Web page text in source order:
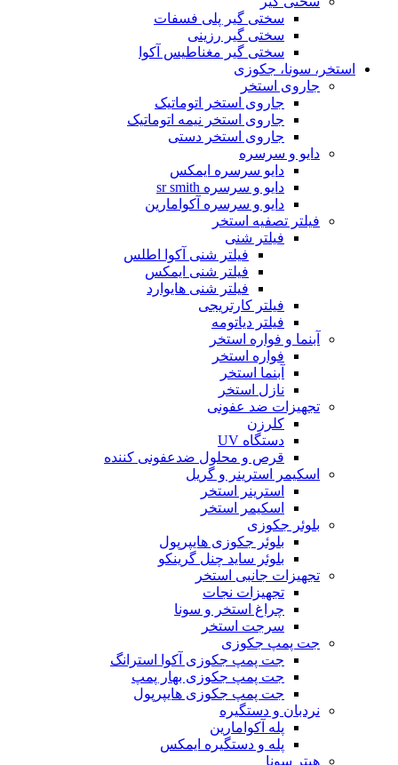
سختی گیر پلی فسفات
سختی گیر رزینی
سختی گیر مغناطیس آکوا
استخر، سونا، جکوزی
جاروی استخر
جاروی استخر اتوماتیک
جاروی استخر نیمه اتوماتیک
جاروی استخر دستی
دایو و سرسره
دایو سرسره ایمکس
دایو و سرسره sr smith
دایو و سرسره آکوامارین
فیلتر تصفیه استخر
فیلتر شنی
فیلتر شنی آکوا اطلس
فیلتر شنی ایمکس
فیلتر شنی هایوارد
فیلتر کارتریجی
فیلتر دیاتومه
آبنما و فواره استخر
فواره استخر
آبنما استخر
نازل استخر
تجهیزات ضد عفونی
کلرزن
دستگاه UV
قرص و محلول ضدعفونی کننده
اسکیمر استرینر و گریل
استرینر استخر
اسکیمر استخر
بلوئر جکوزی
بلوئر جکوزی هایپرپول
بلوئر ساید چنل گرینکو
تجهیزات جانبی استخر
تجهیزات نجات
چراغ استخر و سونا
سرجت استخر
جت پمپ جکوزی
جت پمپ جکوزی آکوا استرانگ
جت پمپ جکوزی بهار پمپ
جت پمپ جکوزی هایپرپول
نردبان و دستگیره
پله آکوامارین
پله و دستگیره ایمکس
هیتر سونا